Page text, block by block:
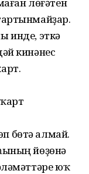
инде, эткә
кинәнес
бөтә алмай.
йөҙөнә
юҡ